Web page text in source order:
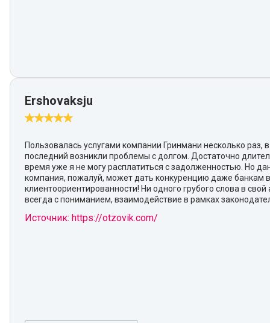
Ershovaksju
Пользовалась услугами компании Гринмани несколько раз, в
последний возникли проблемы с долгом. Достаточно
время уже я не могу расплатиться с задолженностью. Но
компания, пожалуй, может дать конкуренцию даже банкам в
клиентоориентированности! Ни одного грубого слова в свой
всегда с пониманием, взаимодействие в рамках
Источник: https://otzovik.com/